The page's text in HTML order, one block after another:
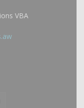
VBA